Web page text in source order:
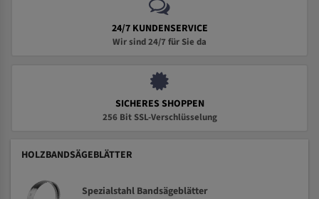
24/7 KUNDENSERVICE
Wir sind 24/7 für Sie da
SICHERES SHOPPEN
256 Bit SSL-Verschlüsselung
HOLZBANDSÄGEBLÄTTER
Spezialstahl Bandsägeblätter